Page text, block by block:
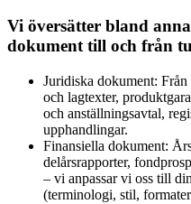
Vi översätter bland
dokument till och från
Juridiska dokument:
och lagtexter,
och anställningsavtal,
upphandlingar.
Finansiella dokument:
delårsrapporter,
– vi anpassar vi oss till
(terminologi, stil,